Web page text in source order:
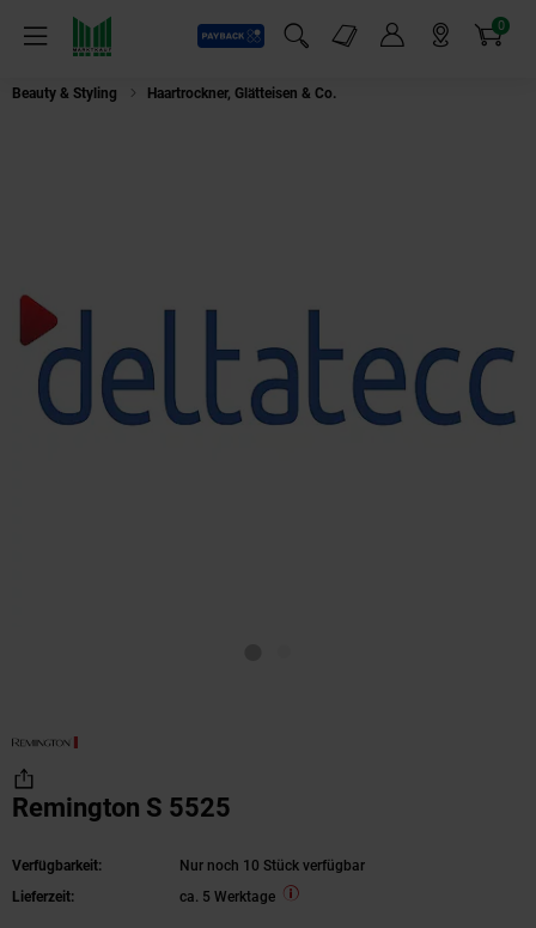
Menü
Payback
Suchfeld einblenden
Markt-Angebote 0
Artikel
Beauty & Styling Haartrockner, Glätteisen & Co.
Remington S 5525
Verfügbarkeit:
Nur noch 10 Stück verfügbar
Lieferzeit:
ca. 5 Werktage